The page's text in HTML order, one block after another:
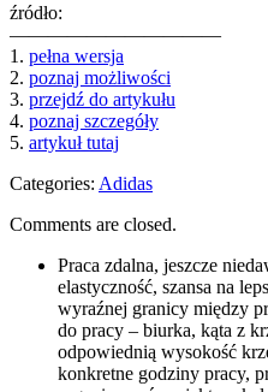
źródło:
———————————
1. pełna wersja
2. poznaj możliwości
3. przejdź do artykułu
4. poznaj szczegóły
5. artykuł tutaj
Categories: Adidas
Comments are closed.
Praca zdalna, jeszcze
elastyczność, szansa na
wyraźnej granicy między
do pracy – biurka, kąta z
odpowiednią wysokość
konkretne godziny pracy,